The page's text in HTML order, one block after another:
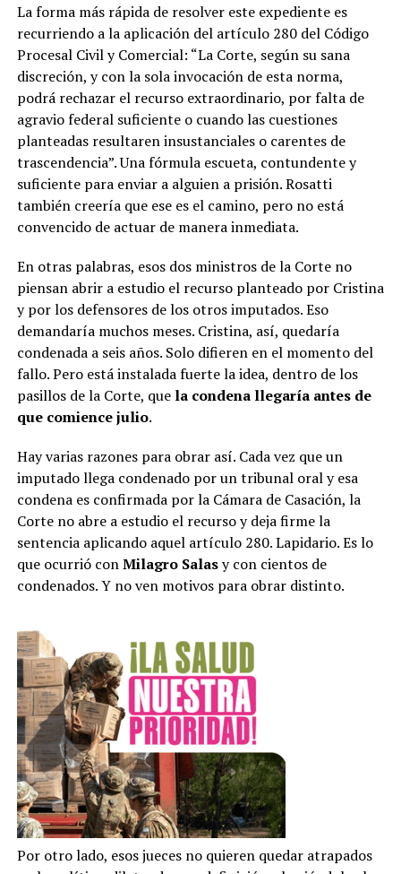
La forma más rápida de resolver este expediente es
recurriendo a la aplicación del artículo 280 del Código
Procesal Civil y Comercial: “La Corte, según su sana
discreción, y con la sola invocación de esta norma,
podrá rechazar el recurso extraordinario, por falta de
agravio federal suficiente o cuando las cuestiones
planteadas resultaren insustanciales o carentes de
trascendencia”. Una fórmula escueta, contundente y
suficiente para enviar a alguien a prisión. Rosatti
también creería que ese es el camino, pero no está
convencido de actuar de manera inmediata.
En otras palabras, esos dos ministros de la Corte no
piensan abrir a estudio el recurso planteado por Cristina
y por los defensores de los otros imputados. Eso
demandaría muchos meses. Cristina, así, quedaría
condenada a seis años. Solo difieren en el momento del
fallo. Pero está instalada fuerte la idea, dentro de los
pasillos de la Corte, que la condena llegaría antes de
que comience julio.
Hay varias razones para obrar así. Cada vez que un
imputado llega condenado por un tribunal oral y esa
condena es confirmada por la Cámara de Casación, la
Corte no abre a estudio el recurso y deja firme la
sentencia aplicando aquel artículo 280. Lapidario. Es lo
que ocurrió conMilagro Salasy con cientos de
condenados. Y no ven motivos para obrar distinto.
Por otro lado, esos jueces no quieren quedar atrapados